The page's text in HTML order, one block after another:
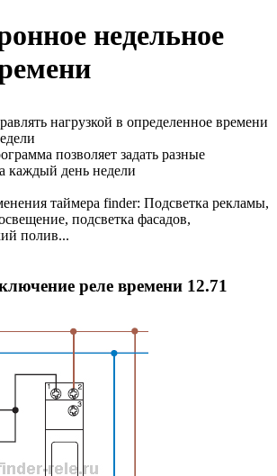
недельное
нагрузкой в определенное времени
позволяет задать разные
каждый день недели
таймера finder: Подсветка рекламы,
подсветка фасадов,
полив...
реле времени 12.71